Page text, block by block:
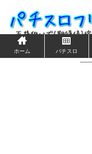
ホーム パチスロ